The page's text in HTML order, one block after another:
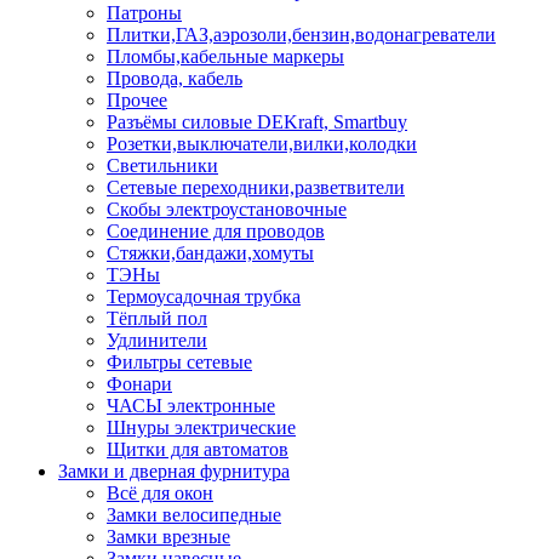
Патроны
Плитки,ГАЗ,аэрозоли,бензин,водонагреватели
Пломбы,кабельные маркеры
Провода, кабель
Прочее
Разъёмы силовые DEKraft, Smartbuy
Розетки,выключатели,вилки,колодки
Светильники
Сетевые переходники,разветвители
Скобы электроустановочные
Соединение для проводов
Стяжки,бандажи,хомуты
ТЭНы
Термоусадочная трубка
Тёплый пол
Удлинители
Фильтры сетевые
Фонари
ЧАСЫ электронные
Шнуры электрические
Щитки для автоматов
Замки и дверная фурнитура
Всё для окон
Замки велосипедные
Замки врезные